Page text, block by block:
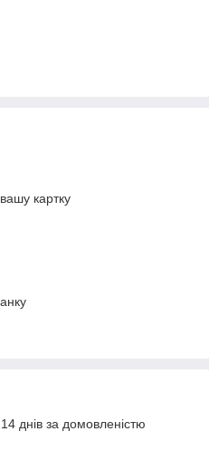
картку
днів за домовленістю